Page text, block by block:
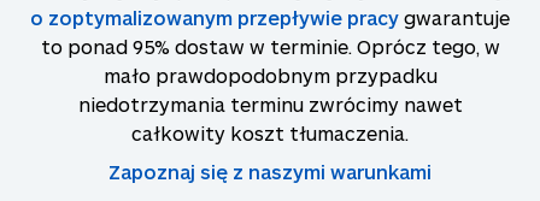
o zoptymalizowanym przepływie pracy gwarantuje
to ponad 95% dostaw w terminie. Oprócz tego, w
mało prawdopodobnym przypadku
niedotrzymania terminu zwrócimy nawet
całkowity koszt tłumaczenia.
Zapoznaj się z naszymi warunkami